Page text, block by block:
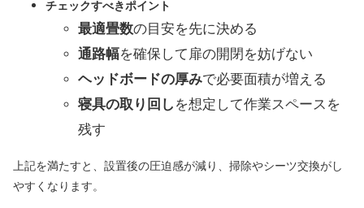
チェックすべきポイント
最適畳数の目安を先に決める
通路幅を確保して扉の開閉を妨げない
ヘッドボードの厚みで必要面積が増える
寝具の取り回し を想定して作業スペースを
残す
上記を満たすと、設置後の圧迫感が減り、掃除やシーツ交換がし
やすくなります。